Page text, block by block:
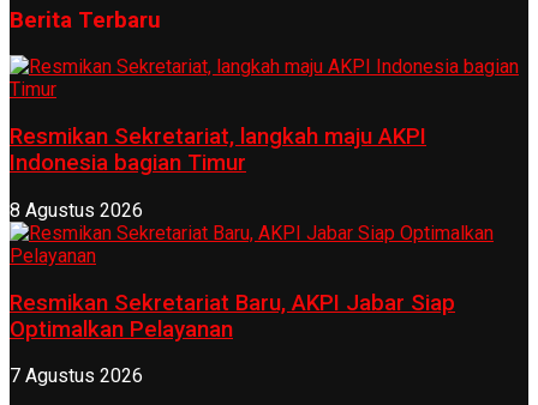
Berita Terbaru
Resmikan Sekretariat, langkah maju AKPI
Indonesia bagian Timur
8 Agustus 2026
Resmikan Sekretariat Baru, AKPI Jabar Siap
Optimalkan Pelayanan
7 Agustus 2026